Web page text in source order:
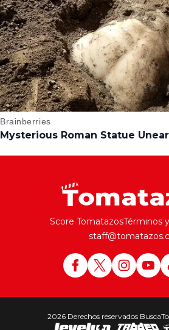
Score TomatazosTérminos
2026 Derechos reservados